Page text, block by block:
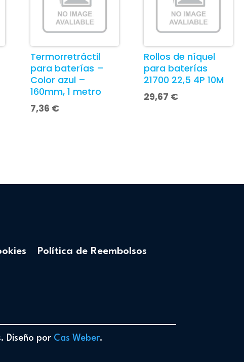
Termorretráctil
para baterías –
Color azul –
160mm, 1 metro
7,36 €
Rollos de níquel
para baterías
21700 22,5 4P 10M
29,67 €
Política de Reembolsos
Diseño por Cas Weber.